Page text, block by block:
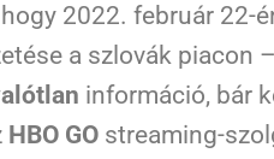
2022. február 22-
a szlovák piacon
információ, bár
HBO GO streaming-